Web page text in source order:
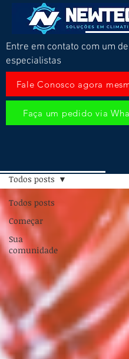
Entre em contato com um
especialistas
Fale Conosco agora
Faça um pedido via
Todos posts
Começar
Sua
comunidade
Todos posts